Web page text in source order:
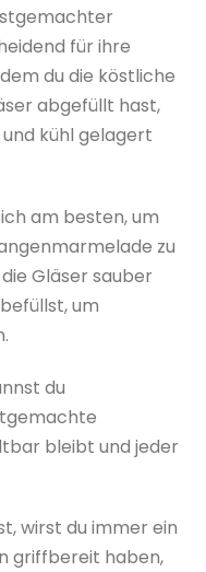
für ihre
du die köstliche
abgefüllt hast,
kühl gelagert
am besten, um
zu
Gläser sauber
um
du
bleibt und jeder
wirst du immer ein
griffbereit haben,